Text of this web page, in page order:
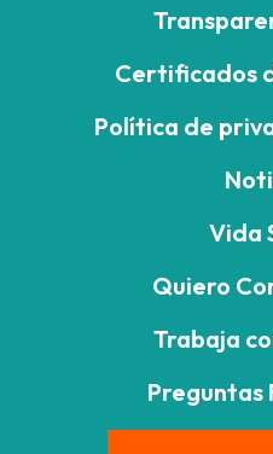
Certificados
Política de
Vida
Quiero
Trabaja
Preguntas